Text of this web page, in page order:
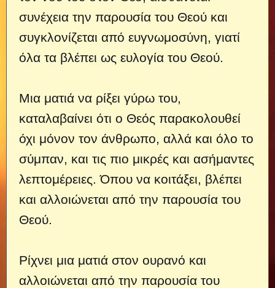
συνέχεια την παρουσία του Θεού και
συγκλονίζεται από ευγνωμοσύνη, γιατί
όλα τα βλέπει ως ευλογία του Θεού.
Μια ματιά να ρίξει γύρω του,
καταλαβαίνει ότι ο Θεός παρακολουθεί
όχι μόνον τον άνθρωπο, αλλά και όλο το
σύμπαν, και τις πιο μικρές και ασήμαντες
λεπτομέρειες. Όπου να κοιτάξει, βλέπει
και αλλοιώνεται από την παρουσία του
Θεού.
Ρίχνει μια ματιά στον ουρανό και
αλλοιώνεται από την παρουσία του